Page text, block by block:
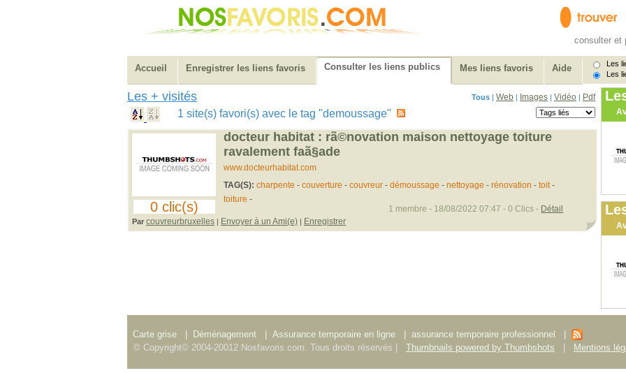
consulter et
Accueil Enregistrer les liens favoris Consulter les liens publics Mes liens favoris Aide
Les
Les
Les + visités Tous | Web | Images | Vidéo | Pdf
1 site(s) favori(s) avec le tag "demoussage"
0 clic(s)
docteur habitat : rã©novation maison nettoyage toiture
ravalement faã§ade
www.docteurhabitat.com
TAG(S): charpente - couverture - couvreur- démoussage - nettoyage - rénovation - toit-
toiture -
Par couvreurbruxelles | Envoyer à un Ami(e) | Enregistrer
1 membre - 18/08/2022 07:47 - 0 Clics - Détail
Carte grise Déménagement Assurance temporaire en ligne assurance temporaire professionnel
© Copyright© 2004-20012 Nosfavoris.com. Tous droits réservés |
Thumbnails powered by Thumbshots Mentions